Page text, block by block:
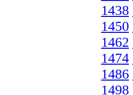
1438
1450
1462
1474
1486
1498